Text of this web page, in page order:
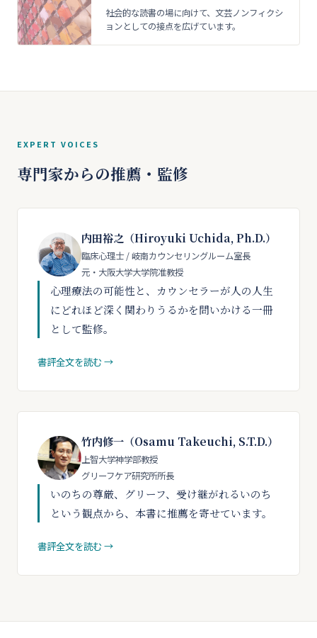
社会的な読書の場に向けて、文芸ノンフィクシ
ョンとしての接点を広げています。
EXPERT VOICES
専門家からの推薦・監修
内田裕之（Hiroyuki Uchida, Ph.D.）
臨床心理士 / 岐南カウンセリングルーム室長
元・大阪大学大学院准教授
心理療法の可能性と、カウンセラーが人の人生
にどれほど深く関わりうるかを問いかける一冊
として監修。
書評全文を読む →
竹内修一（Osamu Takeuchi, S.T.D.）
上智大学神学部教授
グリーフケア研究所所長
いのちの尊厳、グリーフ、受け継がれるいのち
という観点から、本書に推薦を寄せています。
書評全文を読む →